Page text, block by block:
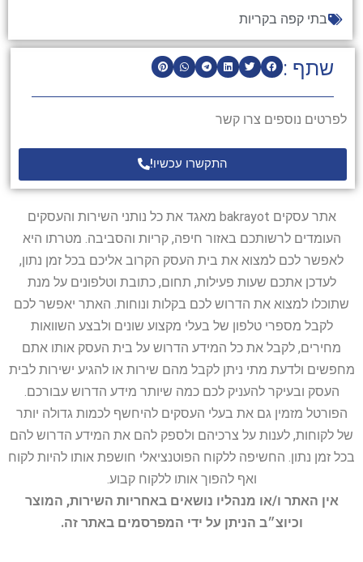
שתף :
לפרטים נוספים צרו קשר
התקשרו עכשיו!
בתי קפה בקריות
אתר עסקים bakrayot מאגד את כל נותני השירות והעסקים
העומדים לרשותכם באזור חיפה, קריות והסביבה. מטרתו היא
לאפשר לכם למצוא את בית העסק הקרוב אליכם בכל זמן נתון,
לעדכן אתכם שעות פעילות, תחום, כתובת וטלפונים על מנת
שתוכלו למצוא את הדרוש לכם בקלות ונוחות. האתר יאפשר לכם
לקבל מספרי טלפון של בעלי מקצוע שונים ולבצע השוואות
מחירים, לקבל את כל המידע הדרוש על בית העסק אותו אתם
מחפשים ולדעת מתי ניתן לקבל מהם שירות או להגיע ישירות לבית
העסק ובעיקר להעניק לכם כמה שיותר מידע הדרוש עבורכם.
הפורטל מזמין גם את בעלי העסקים להיחשף לכמות גדולה יותר
של לקוחות, לענות על צרכיהם ולספק להם את המידע הדרוש להם
בכל זמן נתון. החשיפה ללקוח הפוטנציאלי חושפת אותו להיות לקוח
ואף להפוך אותו ללקוח קבוע.
אין האתר ו/או מנהליו נושאים באחריות השירות, המוצר
וכיוצ״ב הניתן על ידי המפרסמים באתר זה.